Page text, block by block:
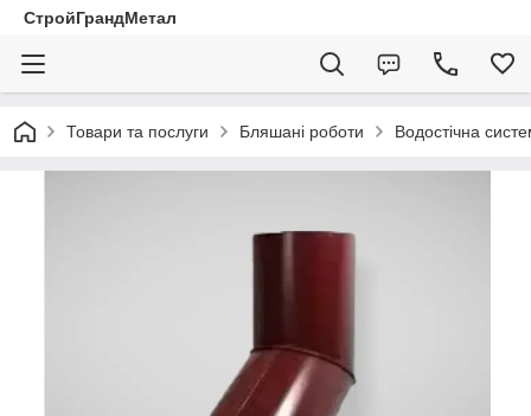
СтройГрандМетал
Товари та послуги Бляшані роботи Водостічна